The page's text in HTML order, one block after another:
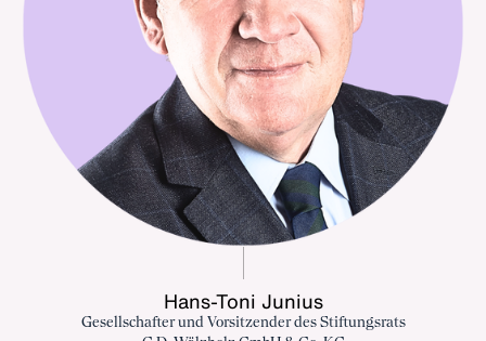
Hans-Toni Junius
Gesellschafter und Vorsitzender des Stiftungsrats